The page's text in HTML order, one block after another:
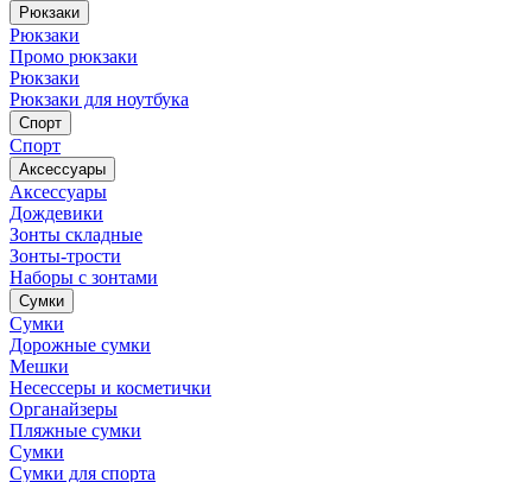
Рюкзаки
Рюкзаки
Промо рюкзаки
Рюкзаки
Рюкзаки для ноутбука
Спорт
Спорт
Аксессуары
Аксессуары
Дождевики
Зонты складные
Зонты-трости
Наборы с зонтами
Сумки
Сумки
Дорожные сумки
Мешки
Несессеры и косметички
Органайзеры
Пляжные сумки
Сумки
Сумки для спорта